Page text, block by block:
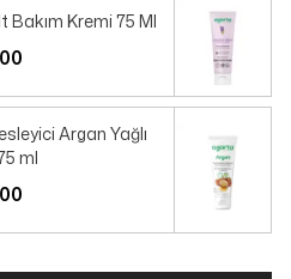
Kremi 75 Ml
Argan Yağlı
ml